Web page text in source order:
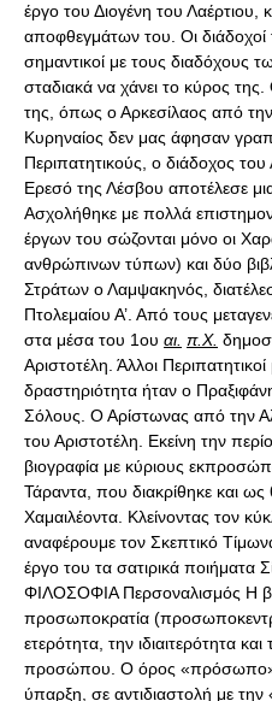
έργο του Διογένη του Λαέρτιου,
αποφθεγμάτων του. Οι διάδοχοί
σημαντικοί με τους διαδόχους
σταδιακά να χάνει το κύρος
της, όπως ο Αρκεσίλαος από
Κυρηναίος δεν μας άφησαν
Περιπατητικούς, ο διάδοχος
Ερεσό της Λέσβου αποτέλεσε
Ασχολήθηκε με πολλά
έργων του σώζονται μόνο οι
ανθρώπινων τύπων) και δύο
Στράτων ο Λαμψακηνός,
Πτολεμαίου Α’. Από τους
στα μέσα του 1ου αι. π.Χ. δημοσίευσε τα διδακτικά έργα του Αριστοτέλη. Άλλοι Περιπατητικοί με σημαντική συγγραφική δραστηριότητα ήταν ο Πραξιφάνης και ο Κλέαρχος από τους Σόλους. Ο Αρίστωνας από την Αλεξάνδρεια υπομνημάτισε το έργο του Αριστοτέλη. Εκείνη την περίοδο άκμασε και η περιπατητική βιογραφία με κύριους εκπροσώπους τον Αριστόξενο από τον Τάραντα, που διακρίθηκε και ως θεωρητικός της μουσικής, και τον Χαμαιλέοντα. Κλείνοντας τον κύκλο της ελληνιστικής φιλοσοφίας, αναφέρουμε τον Σκεπτικό Τίμωνα από τον Φλειούντα, με κύριο έργο του τα σατιρικά ποιήματα Σίλλους. Η ΒΥΖΑΝΤΙΝΗ ΦΙΛΟΣΟΦΙΑ Περσοναλισμός Η βυζαντινή φιλοσοφία εισηγείται την προσωποκρατία (προσωποκεντρική οντολογία) τονίζοντας την ετερότητα, την ιδιαιτερότητα και τη διαφορετικότητα του προσώπου. Ο όρος «πρόσωπο» σημαίνει το συγκεκριμένο ον, την ύπαρξη, σε αντιδιαστολή με την «ουσία». Για παράδειγμα, η ανθρωπότητα είναι μια ουσία, αλλά ο άνθρωπος είναι πρόσωπο, ή η θεότητα είναι μια ουσία, αλλά ο Πατήρ, ο Υιός και το Πνεύμα είναι πρόσωπα. Η ουσία δηλώνει το γενικό, το καθολικό, το αόριστο, το απρόσωπο και το άχρονο, ενώ αντιθέτως το πρόσωπο είναι το ορισμένο και το συγκεκριμένο ον, το ενυπόστατο, το ειδικό και μερικό, η ύπαρξη. Το πρόσωπο διακρίνεται από μια τριπλή ιδιότητα, που είναι η μοναδικότητα, η ετερότητα και η αναφορικότητα. Η πρώτη ιδιότητα του προσώπου, δηλαδή η μοναδικότητα, είναι ποσοτική, ενώ οι δυο άλλες, η ετερότητα και η αναφορικότητα, είναι ποιοτικές. 1. Η μοναδικότητα ως ποσοτική ιδιότητα του προσώπου σημαίνει τη μονάδα. Το πρόσωπο είναι καταρχήν μια μονάδα, είτε πρόκειται για το θείο πρόσωπο είτε για το ανθρώπινο. Το πρόσωπο είναι μοναδικό και ανεπανάληπτο ον. Κανένας άνθρωπος στον κόσμο δεν μοιάζει με κανέναν άλλο συνάνθρωπό του, όντας μοναδικός και ανεπανάληπτος. Ακόμα και τα αδέρφια διαφέρουν, ακόμα και τα